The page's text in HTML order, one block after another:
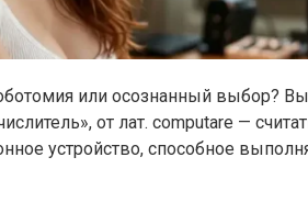
или осознанный выбор? Вы
от лат. computare —
устройство, способное